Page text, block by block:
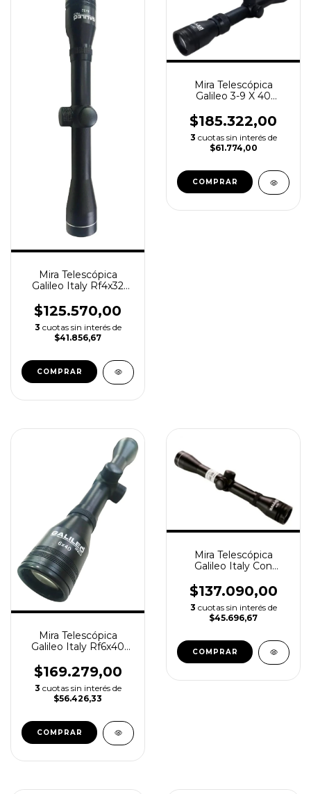
Mira Telescópica
Galileo Italy Rf4x32
$125.570,00
3 cuotas sin interés de
$41.856,67
Mira Telescópica
Galileo 3-9 X 40
Fino
$185.322,00
3 cuotas sin interés de
$61.774,00
Mira Telescópica
Galileo Italy Rf6x40
$169.279,00
3 cuotas sin interés de
$56.426,33
Mira Telescópica
Galileo Italy Con
4x32
$137.090,00
3 cuotas sin interés de
$45.696,67